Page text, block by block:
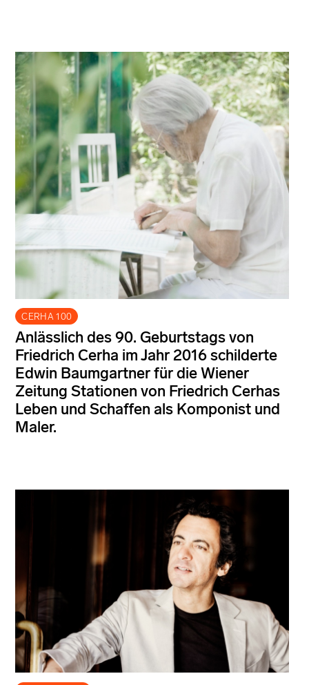
CERHA 100
Anlässlich des 90. Geburtstags von
Friedrich Cerha im Jahr 2016 schilderte
Edwin Baumgartner für die Wiener
Zeitung Stationen von Friedrich Cerhas
Leben und Schaffen als Komponist und
Maler.